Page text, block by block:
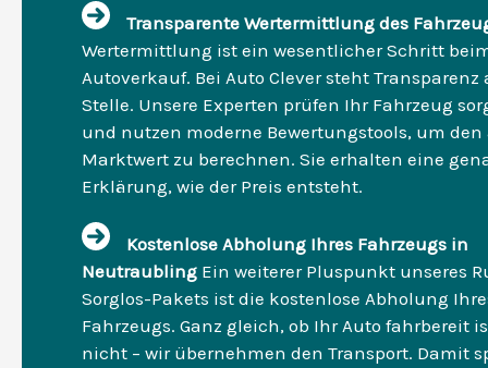
Transparente Wertermittlung des
Wertermittlung ist ein wesentlicher Schritt
Autoverkauf. Bei Auto Clever steht Transparenz
Stelle. Unsere Experten prüfen Ihr Fahrzeug
und nutzen moderne Bewertungstools, um
Marktwert zu berechnen. Sie erhalten eine
Erklärung, wie der Preis entsteht.
Kostenlose Abholung Ihres Fahrzeugs in
Neutraubling Ein weiterer Pluspunkt unseres
Sorglos-Pakets ist die kostenlose Abholung
Fahrzeugs. Ganz gleich, ob Ihr Auto fahrbereit
nicht – wir übernehmen den Transport. Damit